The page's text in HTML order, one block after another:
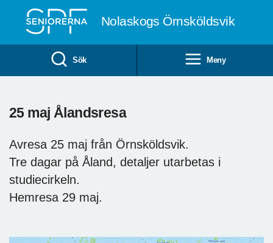
Nolaskogs Örnsköldsvik
Sök Meny
25 maj Ålandsresa
Avresa 25 maj från Örnsköldsvik.
Tre dagar på Åland, detaljer utarbetas i
studiecirkeln.
Hemresa 29 maj.